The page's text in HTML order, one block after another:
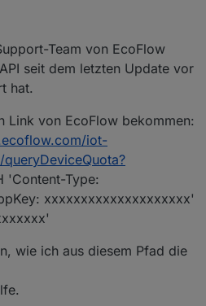
muss genau so geschrieben
Team von EcoFlow
seit dem letzten Update vor
hat.
Link von EcoFlow bekommen:
iot-
'Content-Type:
xxxxxxxxxxxxxxxxxxxx'
wie ich aus diesem Pfad die